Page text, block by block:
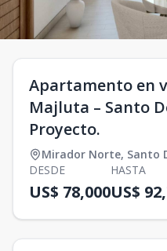
Apartamento en
Majluta – Santo
Proyecto.
Mirador Norte, Santo
DESDE
US$ 78,000
HASTA
US$